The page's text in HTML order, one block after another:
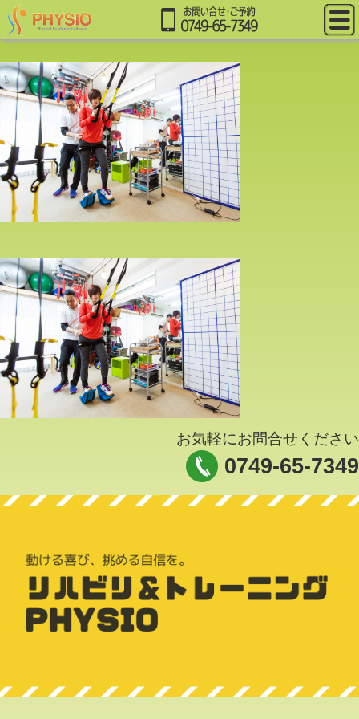
お気軽にお問合せください
0749-65-7349